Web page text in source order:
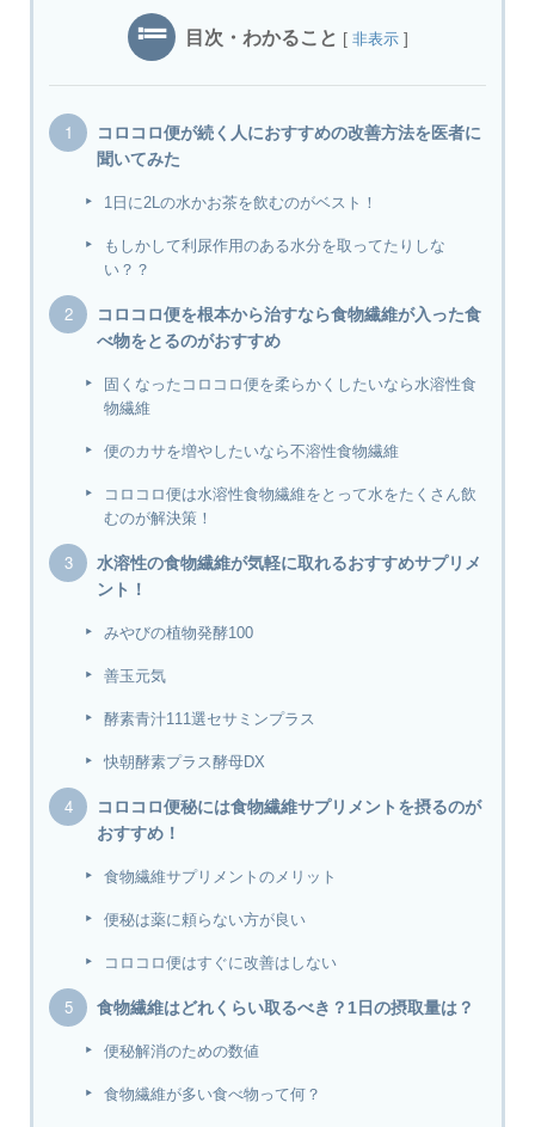
目次・わかること [ 非表示 ]
コロコロ便が続く人におすすめの改善方法を医者に
聞いてみた
1日に2Lの水かお茶を飲むのがベスト！
もしかして利尿作用のある水分を取ってたりしな
い？？
コロコロ便を根本から治すなら食物繊維が入った食
べ物をとるのがおすすめ
固くなったコロコロ便を柔らかくしたいなら水溶性食
物繊維
便のカサを増やしたいなら不溶性食物繊維
コロコロ便は水溶性食物繊維をとって水をたくさん飲
むのが解決策！
水溶性の食物繊維が気軽に取れるおすすめサプリメ
ント！
みやびの植物発酵100
善玉元気
酵素青汁111選セサミンプラス
快朝酵素プラス酵母DX
コロコロ便秘には食物繊維サプリメントを摂るのが
おすすめ！
食物繊維サプリメントのメリット
便秘は薬に頼らない方が良い
コロコロ便はすぐに改善はしない
食物繊維はどれくらい取るべき？1日の摂取量は？
便秘解消のための数値
食物繊維が多い食べ物って何？